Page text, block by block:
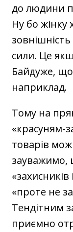
до людини
Ну бо жінку
зовнішність
сили. Це
Байдуже,
наприклад.
Тому на
«красуням-
товарів
зауважимо,
«проте не
Тендітним
приємно